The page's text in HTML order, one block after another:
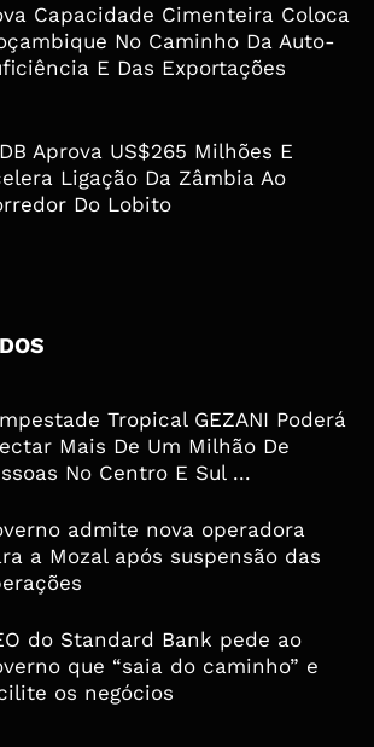
Capacidade Cimenteira Coloca
No Caminho Da Auto-
E Das Exportações
Aprova US$265 Milhões E
Ligação Da Zâmbia Ao
Do Lobito
Tropical GEZANI Poderá
Mais De Um Milhão De
No Centro E Sul ...
admite nova operadora
a Mozal após suspensão das
do Standard Bank pede ao
que “saia do caminho” e
os negócios